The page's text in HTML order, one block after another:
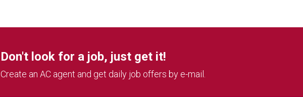
Don't look for a job, just get it!
Create an AC agent and get daily job offers by e-mail.